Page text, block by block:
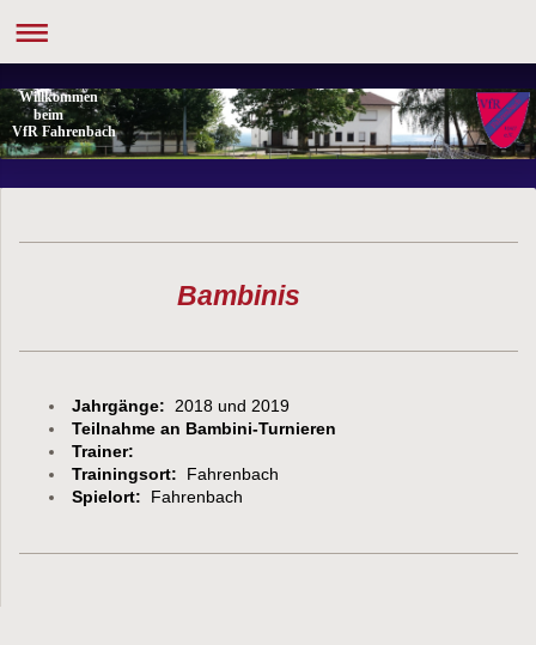
Willkommen
beim
VfR Fahrenbach
Bambinis
Jahrgänge: 2018 und 2019
Teilnahme an Bambini-Turnieren
Trainer:
Trainingsort: Fahrenbach
Spielort: Fahrenbach